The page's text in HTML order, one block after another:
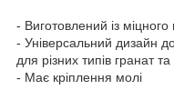
- Виготовлений із
- Універсальний дизайн
для різних типів гранат
- Має кріплення молі